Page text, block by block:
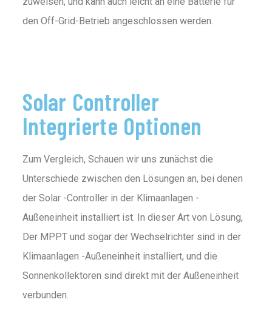
den Off-Grid-Betrieb angeschlossen werden.
Solar Controller
Integrierte Optionen
Zum Vergleich, Schauen wir uns zunächst die
Unterschiede zwischen den Lösungen an, bei denen
der Solar -Controller in der Klimaanlagen -
Außeneinheit installiert ist. In dieser Art von Lösung,
Der MPPT und sogar der Wechselrichter sind in der
Klimaanlagen -Außeneinheit installiert, und die
Sonnenkollektoren sind direkt mit der Außeneinheit
verbunden.